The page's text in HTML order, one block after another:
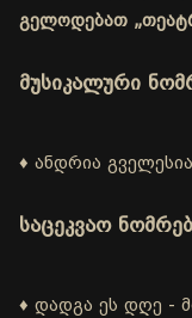
გელოდებათ
მუსიკალური
♦ ანდრია
საცეკვაო
♦ დადგა ეს დღე -